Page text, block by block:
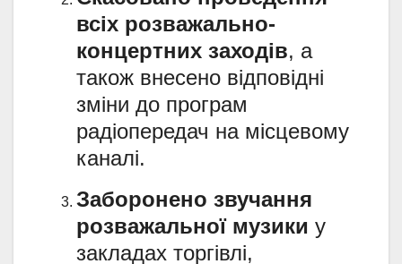
всіх розважально-
концертних заходів, а
також внесено відповідні
зміни до програм
радіопередач на місцевому
каналі.
Заборонено звучання
розважальної музики у
закладах торгівлі,